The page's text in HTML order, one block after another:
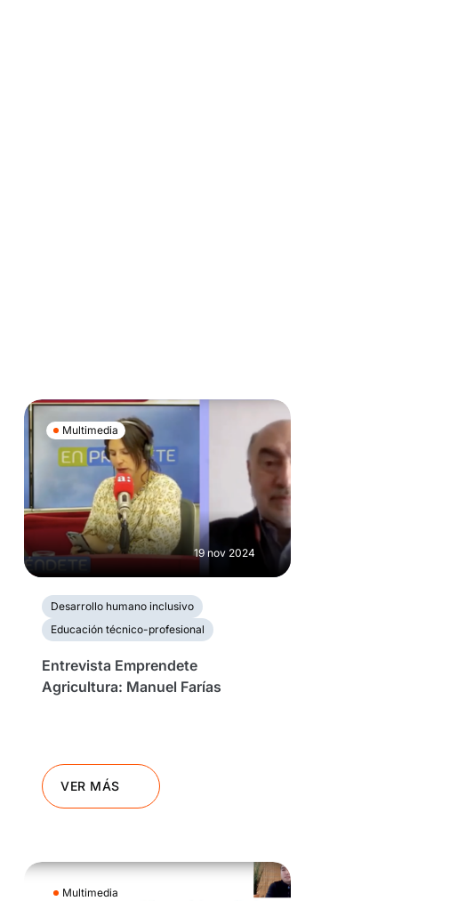
Multimedia
19 nov 2024
Desarrollo humano inclusivo
Educación técnico-profesional
Entrevista Emprendete
Agricultura: Manuel Farías
VER MÁS
Multimedia